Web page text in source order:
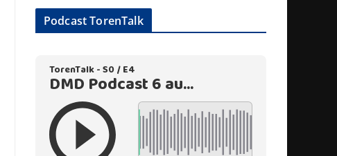
Podcast TorenTalk